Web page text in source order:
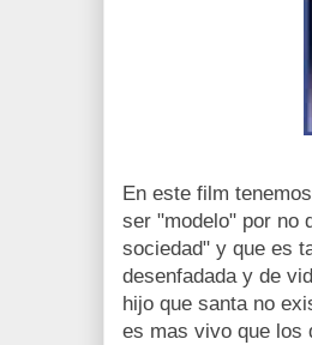
En este film
ser "modelo" por no
sociedad" y que es
desenfadada y de
hijo que santa no
es mas vivo que los